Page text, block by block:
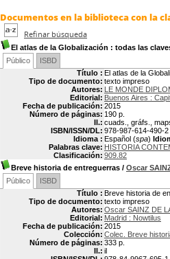
Documentos en la biblioteca con la
Refinar búsqueda
El atlas de la Globalización : todas las
Público
ISBD
Título : El atlas de la
Tipo de documento: texto impreso
Autores: LE MONDE
Editorial: Buenos Aires :
Fecha de publicación: 2015
Número de páginas: 190 p.
Il.: cuads., gráfs.,
ISBN/ISSN/DL: 978-987-614-490-2
Idioma : Español (spa)
Palabras clave: HISTORIA
Clasificación: 909.82
Breve historia de entreguerras / Oscar
Público
ISBD
Título : Breve historia de
Tipo de documento: texto impreso
Autores: Oscar SAINZ DE
Editorial: Madrid : Nowtilus
Fecha de publicación: 2015
Colección: Colec. Breve
Número de páginas: 333 p.
Il.: il